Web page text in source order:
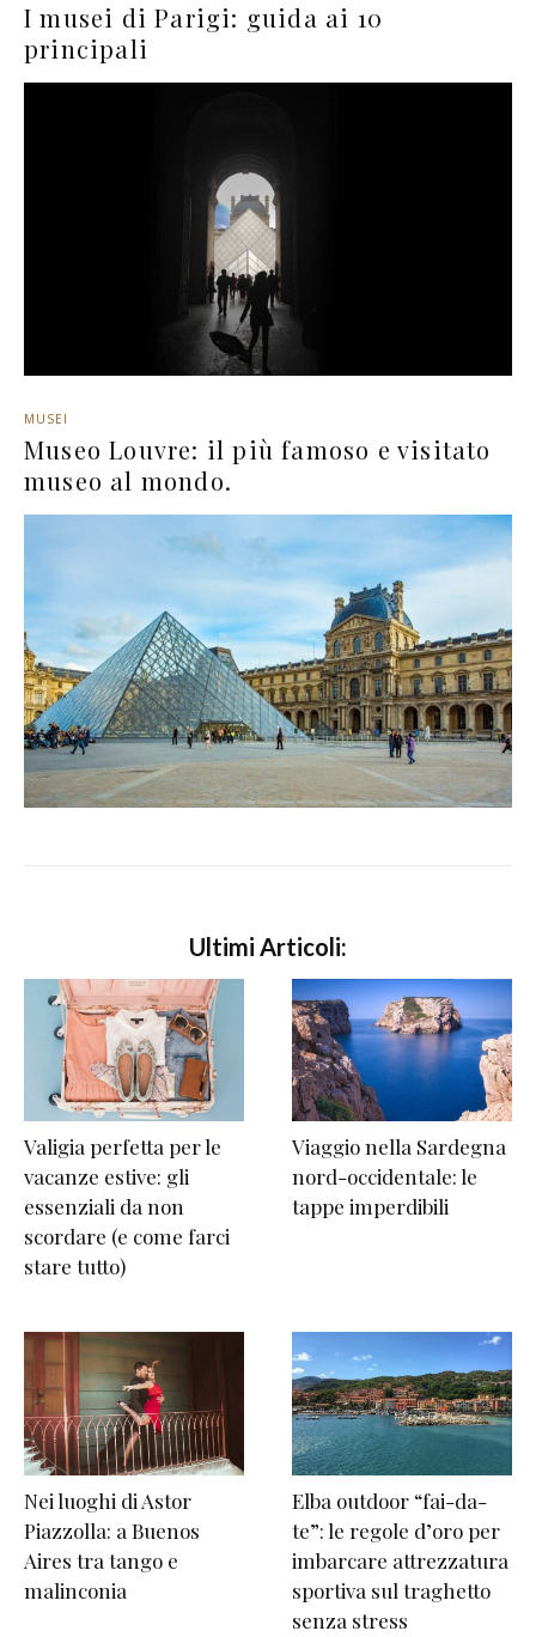
I musei di Parigi: guida ai 10
principali
MUSEI
Museo Louvre: il più famoso e visitato
museo al mondo.
Ultimi Articoli:
Valigia perfetta per le
vacanze estive: gli
essenziali da non
scordare (e come farci
stare tutto)
Viaggio nella Sardegna
nord-occidentale: le
tappe imperdibili
Nei luoghi di Astor
Piazzolla: a Buenos
Aires tra tango e
malinconia
Elba outdoor “fai-da-
te”: le regole d’oro per
imbarcare attrezzatura
sportiva sul traghetto
senza stress